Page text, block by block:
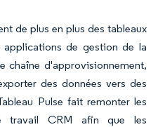
de plus en plus des tableaux
de gestion de la
chaîne d'approvisionnement,
des données vers des
Pulse fait remonter les
travail CRM afin que les